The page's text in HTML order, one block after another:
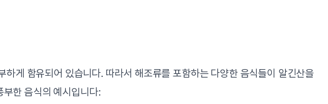
게 함유되어 있습니다. 따라서 해조류를 포함하는 다양한 음식들이 알긴산을
한 음식의 예시입니다: